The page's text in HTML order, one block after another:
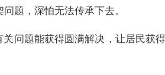
题，深怕无法传承下去。
问题能获得圆满解决，让居民获